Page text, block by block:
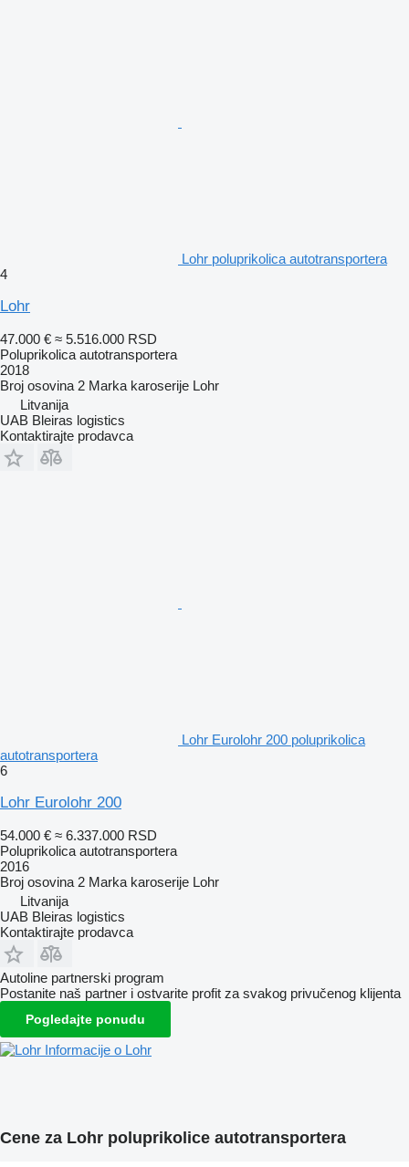
Lohr poluprikolica autotransportera
4
Lohr
47.000 € ≈ 5.516.000 RSD
Poluprikolica autotransportera
2018
Broj osovina 2 Marka karoserije Lohr
Litvanija
UAB Bleiras logistics
Kontaktirajte prodavca
Lohr Eurolohr 200 poluprikolica
autotransportera
6
Lohr Eurolohr 200
54.000 € ≈ 6.337.000 RSD
Poluprikolica autotransportera
2016
Broj osovina 2 Marka karoserije Lohr
Litvanija
UAB Bleiras logistics
Kontaktirajte prodavca
Autoline partnerski program
Postanite naš partner i ostvarite profit za svakog privučenog klijenta
Pogledajte ponudu
Informacije o Lohr
Cene za Lohr poluprikolice autotransportera